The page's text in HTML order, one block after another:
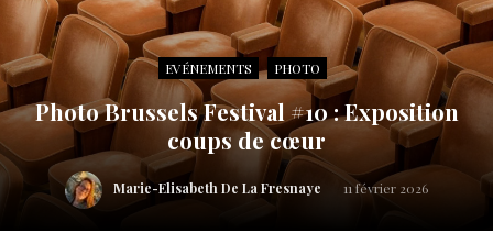
EVÉNEMENTS PHOTO
Photo Brussels Festival #10 : Exposition
coups de cœur
Marie-Elisabeth De La Fresnaye 11 février 2026